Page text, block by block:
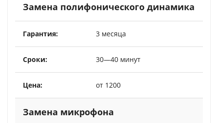
Замена полифонического динамика
3 месяца
30—40 минут
от 1200
Замена микрофона